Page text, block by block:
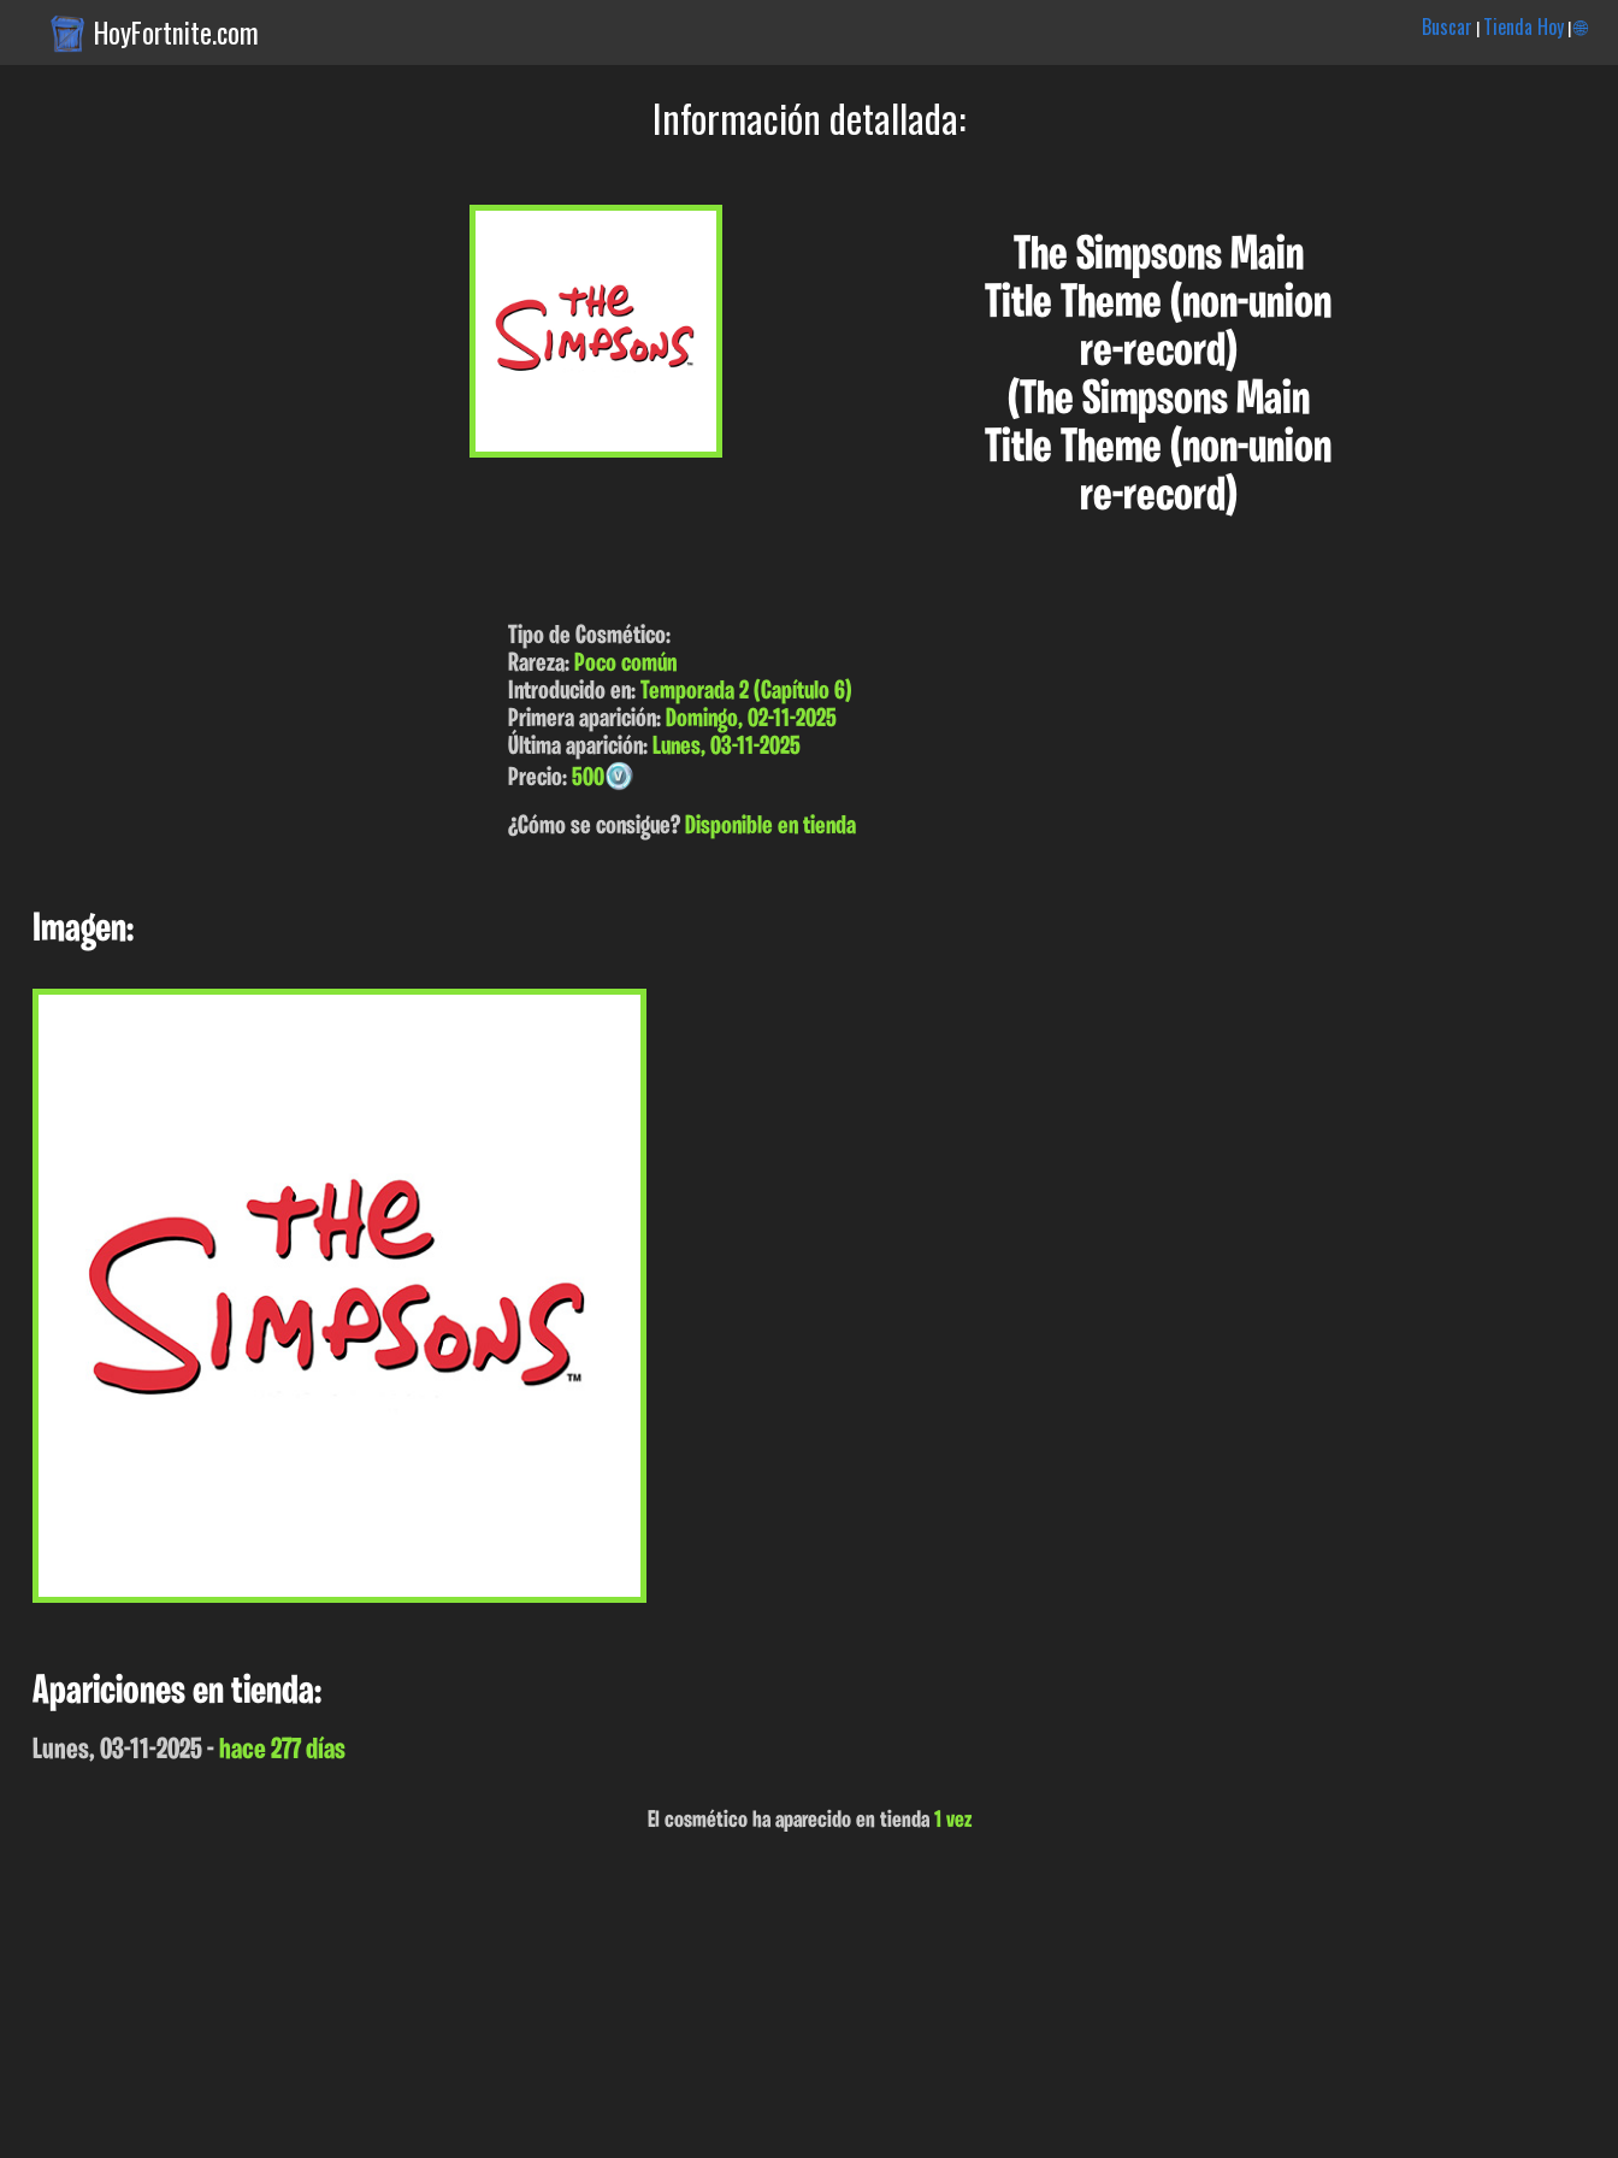
HoyFortnite.com Buscar |Tienda Hoy|🌐
Información detallada:
The Simpsons Main
Title Theme (non-union
re-record)
(The Simpsons Main
Title Theme (non-union
re-record)
Tipo de Cosmético:
Rareza:Poco común
Introducido en:Temporada 2 (Capítulo 6)
Primera aparición:Domingo, 02-11-2025
Última aparición:Lunes, 03-11-2025
Precio:500
¿Cómo se consigue?Disponible en tienda
Imagen:
Apariciones en tienda:
Lunes, 03-11-2025 -hace 277 días
El cosmético ha aparecido en tienda 1 vez